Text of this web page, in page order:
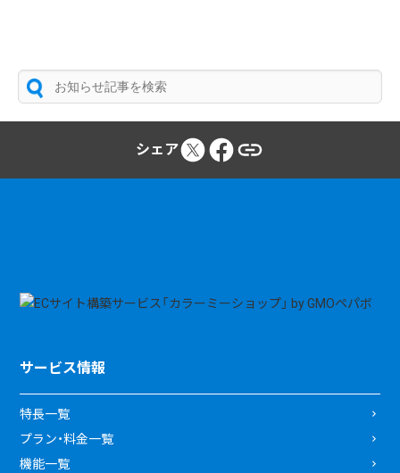
シェア
サービス情報
特長一覧
プラン・料金一覧
機能一覧